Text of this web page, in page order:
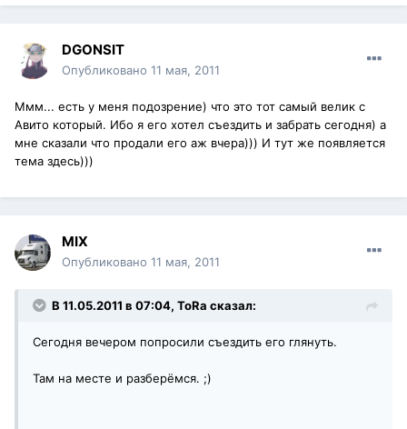
DGONSIT
Опубликовано 11 мая, 2011
Ммм... есть у меня подозрение) что это тот самый велик с
Авито который. Ибо я его хотел съездить и забрать сегодня) а
мне сказали что продали его аж вчера))) И тут же появляется
тема здесь)))
MIX
Опубликовано 11 мая, 2011
В 11.05.2011 в 07:04, ToRa сказал:
Сегодня вечером попросили съездить его глянуть.
Там на месте и разберёмся. ;)